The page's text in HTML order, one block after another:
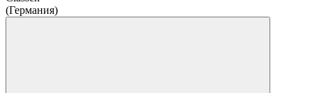
(Германия)